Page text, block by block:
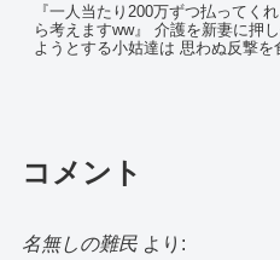
『一人当たり200万ずつ払ってく
ら考えますww』 介護を新妻に押
ようとする小姑達は 思わぬ反撃を
コメント
名無しの難民 より: